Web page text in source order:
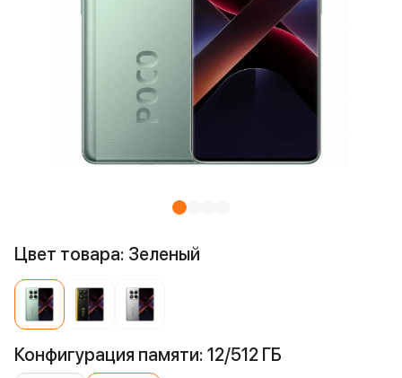
Цвет товара: Зеленый
Конфигурация памяти: 12/512 ГБ